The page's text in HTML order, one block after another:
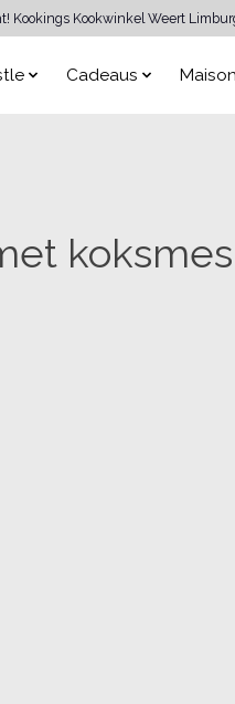
Kookings Kookwinkel Weert
Cadeaus